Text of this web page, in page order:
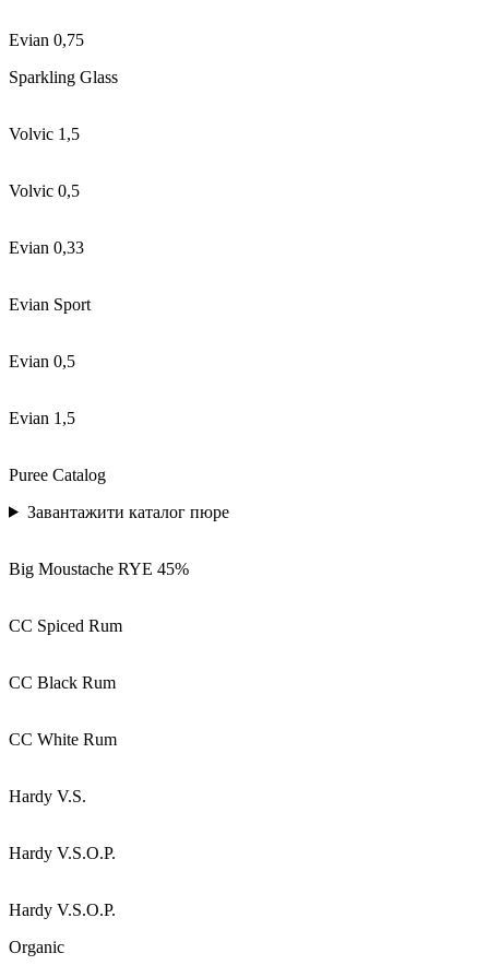
Evian 0,75
Sparkling Glass
Volvic 1,5
Volvic 0,5
Evian 0,33
Evian Sport
Evian 0,5
Evian 1,5
Puree Catalog
Завантажити каталог пюре
Big Moustache RYE 45%
CC Spiced Rum
CC Black Rum
CC White Rum
Hardy V.S.
Hardy V.S.O.P.
Hardy V.S.O.P.
Organic